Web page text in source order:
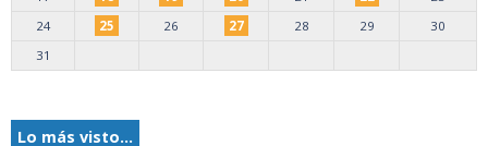
24
25 26 27 28 29
30
31
Lo más visto...